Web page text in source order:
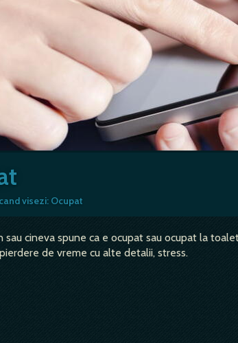
visezi: Ocupat
cineva spune ca e ocupat sau ocupat la
de vreme cu alte detalii, stress.